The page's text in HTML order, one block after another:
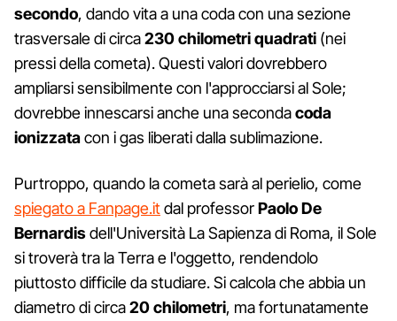
secondo, dando vita a una coda con una sezione
trasversale di circa230 chilometri quadrati (nei
pressi della cometa). Questi valori dovrebbero
ampliarsi sensibilmente con l'approcciarsi al Sole;
dovrebbe innescarsi anche una secondacoda
ionizzatacon i gas liberati dalla sublimazione.
Purtroppo, quando la cometa sarà al perielio, come
spiegato a Fanpage.itdal professorPaolo De
Bernardisdell'Università La Sapienza di Roma, il Sole
si troverà tra la Terra e l'oggetto, rendendolo
piuttosto difficile da studiare. Si calcola che abbia un
diametro di circa20 chilometri, ma fortunatamente